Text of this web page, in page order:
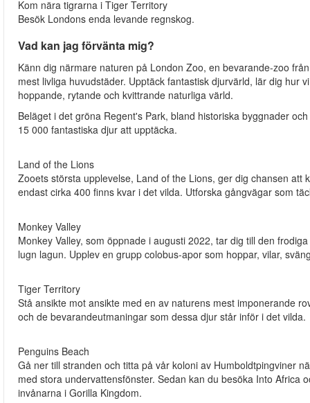
Kom nära tigrarna i Tiger Territory
Besök Londons enda levande regnskog.
Vad kan jag förvänta mig?
Känn dig närmare naturen på London Zoo, en bevarande-zoo
mest livliga huvudstäder. Upptäck fantastisk djurvärld, lär dig hur
hoppande, rytande och kvittrande naturliga värld.
Beläget i det gröna Regent's Park, bland historiska byggnader
15 000 fantastiska djur att upptäcka.
Land of the Lions
Zooets största upplevelse, Land of the Lions, ger dig chansen
endast cirka 400 finns kvar i det vilda. Utforska gångvägar som
Monkey Valley
Monkey Valley, som öppnade i augusti 2022, tar dig till den
lugn lagun. Upplev en grupp colobus-apor som hoppar, vilar,
Tiger Territory
Stå ansikte mot ansikte med en av naturens mest imponerande
och de bevarandeutmaningar som dessa djur står inför i det vilda.
Penguins Beach
Gå ner till stranden och titta på vår koloni av Humboldtpingviner
med stora undervattensfönster. Sedan kan du besöka Into Africa
invånarna i Gorilla Kingdom.